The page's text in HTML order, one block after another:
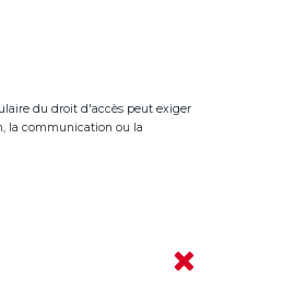
du droit d'accès peut exiger
la communication ou la